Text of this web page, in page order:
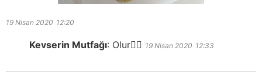
19 Nisan 2020 12:20
Kevserin Mutfağı: Olur👍🏻 19 Nisan 2020 12:33